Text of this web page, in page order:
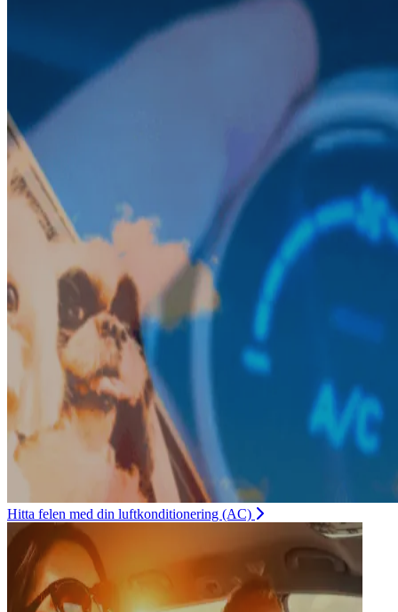
Hitta felen med din luftkonditionering (AC)